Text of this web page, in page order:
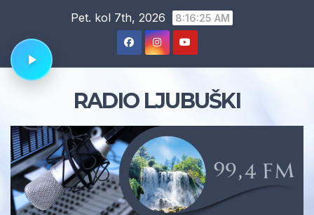
content
Pet. kol 7th, 2026 8:16:26 AM
RADIO LJUBUŠKI